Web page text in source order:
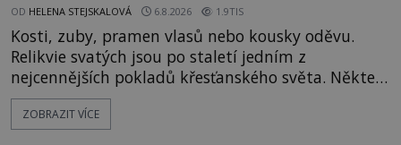
OD HELENA STEJSKALOVÁ 6.8.2026 1.9TIS
Kosti, zuby, pramen vlasů nebo kousky oděvu.
Relikvie svatých jsou po staletí jedním z
nejcennějších pokladů křesťanského světa. Některé
mají pečlivě doloženou historii, jiné provází
záhady, krádeže i nečekané objevy. Jejich osudy
ZOBRAZIT VÍCE